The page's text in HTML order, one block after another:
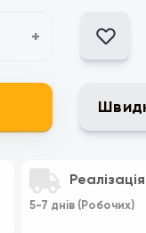
+
Реалізація
5-7 днів (Робочих)